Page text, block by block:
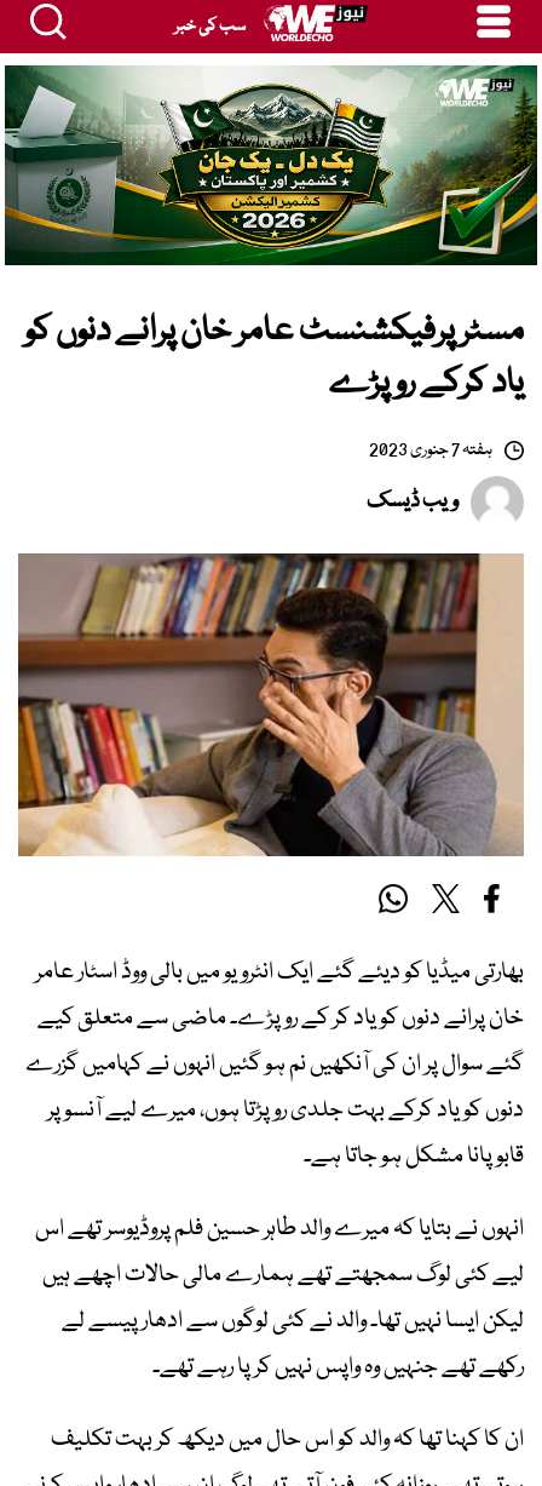
سب کی خبر
مسٹر پرفیکشنسٹ عامر خان پرانے دنوں کو
یاد کرکے رو پڑے
ہفتہ 7 جنوری 2023
ویب ڈیسک
بھارتی میڈیا کو دیئے گئے ایک انٹرویو میں بالی ووڈ اسٹار عامر
خان پرانے دنوں کو یاد کر کے روپڑے۔ ماضی سے متعلق کیے
گئے سوال پر ان کی آنکھیں نم ہو گئیں انہوں نے کہامیں گزرے
دنوں کو یاد کرکے بہت جلدی رو پڑتا ہوں، میرے لیے آنسو پر
قابو پانا مشکل ہو جاتا ہے۔
انہوں نے بتایا کہ میرے والد طاہر حسین فلم پروڈیوسر تھے اس
لیے کئی لوگ سمجھتے تھے ہمارے مالی حالات اچھے ہیں
لیکن ایسا نہیں تھا۔ والد نے کئی لوگوں سے ادھار پیسے لے
رکھے تھے جنہیں وہ واپس نہیں کرپا رہے تھے۔
ان کا کہنا تھا کہ والد کو اس حال میں دیکھ کر بہت تکلیف